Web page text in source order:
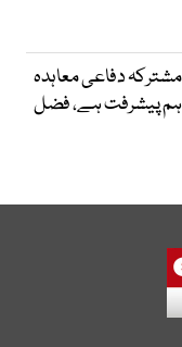
مشترکہ دفاعی معاہدہ
پیشرفت ہے، فضل